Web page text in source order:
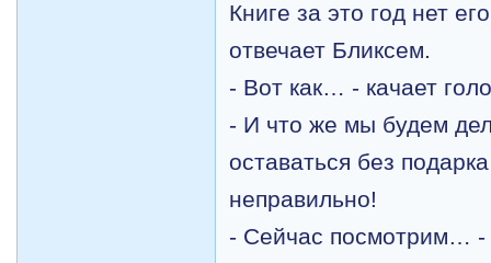
Книге за это год нет
отвечает Бликсем.
- Вот как… - качает
- И что же мы будем
оставаться без
неправильно!
- Сейчас посмотрим… -